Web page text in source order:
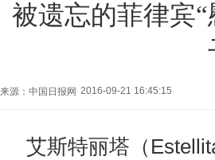
被遗忘的菲律宾
来源：中国日报网 2016-09-21 16:45:15
艾斯特丽塔（